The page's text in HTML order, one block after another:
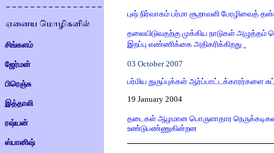
சிங்களம்
ஜேர்மன்
பிரெஞ்சு
இத்தாலி
ரஷ்யன்
ஸ்பானிஷ்
புஷ் நிர்வாகம் பர்மா சூறாவளி பேரழிவைத்
தலையிடுவதற்கு முக்கிய நாடுகள் அழுத்தம்
இறப்பு எண்ணிக்கை அதிகரிக்கிறது
03 October 2007
பர்மிய துருப்புக்கள் ஆர்ப்பாட்டக்காரர்களை
19 January 2004
தடைகள் ஆழமான பொருளாதார
உண்டுபண்ணுகின்றன